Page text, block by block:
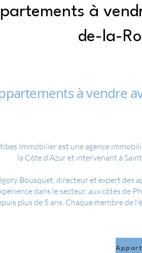
à
de-la-
à vendre
Immobilier est une agence
la Côte d'Azur et intervenant à
Bousquet, directeur et expert des
dans le secteur, aux côtés de
plus de 5 ans. Chaque membre de